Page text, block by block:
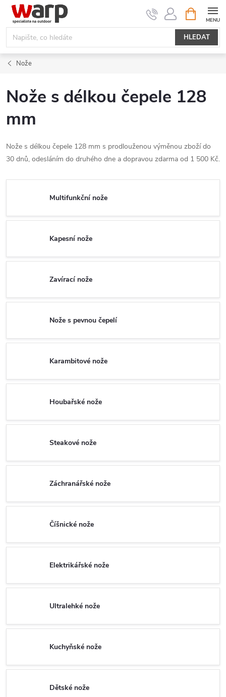
Přejít
obsah
HLEDAT
NÁKUPNÍ
KOŠÍK
Nože
Nože s délkou čepele 128
mm
Nože s délkou čepele 128 mm s prodlouženou výměnou zboží do
30 dnů, odesláním do druhého dne a dopravou zdarma od 1 500 Kč.
Multifunkční nože
Kapesní nože
Zavírací nože
Nože s pevnou čepelí
Karambitové nože
Houbařské nože
Steakové nože
Záchranářské nože
Číšnické nože
Elektrikářské nože
Ultralehké nože
Kuchyňské nože
Dětské nože